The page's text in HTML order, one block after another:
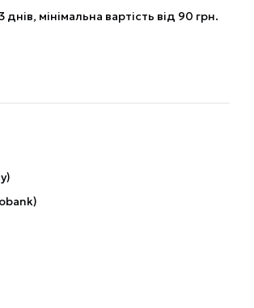
мінімальна вартість від 90 грн.